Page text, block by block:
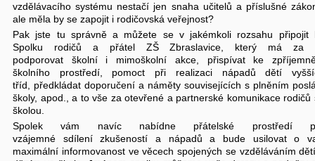
vzdělávacího systému nestačí jen snaha učitelů a příslušné
ale měla by se zapojit i rodičovská veřejnost?
Pak jste tu správně a můžete se v jakémkoli rozsahu připojit
Spolku rodičů a přátel ZŠ Zbraslavice, který má za
podporovat školní i mimoškolní akce, přispívat ke
školního prostředí, pomoct při realizaci nápadů dětí
tříd, předkládat doporučení a náměty souvisejících s plněním
školy, apod., a to vše za otevřené a partnerské komunikace rodičů
školou.
Spolek vám navíc nabídne přátelské prostředí
vzájemné sdílení zkušeností a nápadů a bude usilovat o
maximální informovanost ve věcech spojených se vzděláváním